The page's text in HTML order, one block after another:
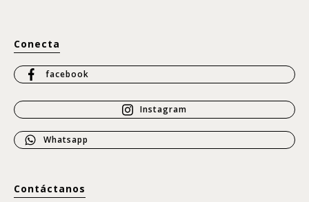
Conecta
facebook
Instagram
Whatsapp
Contáctanos